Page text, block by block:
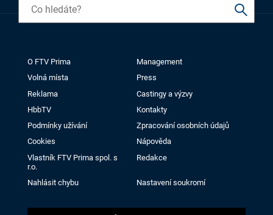
O FTV Prima
Management
Volná místa
Press
Reklama
Castingy a výzvy
HbbTV
Kontakty
Podmínky užívání
Zpracování osobních údajů
Cookies
Nápověda
Vlastník FTV Prima spol. s
r.o.
Redakce
Nahlásit chybu Nastavení soukromí